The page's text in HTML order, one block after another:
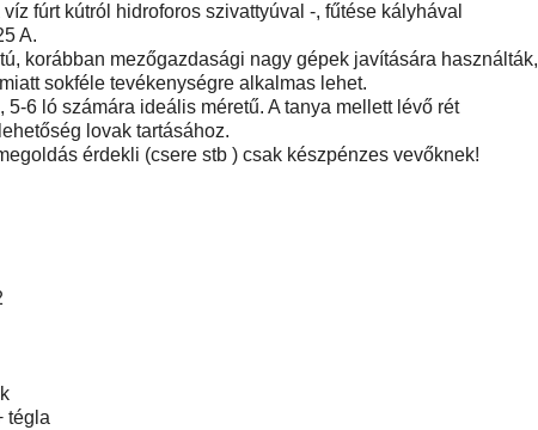
fúrt kútról hidroforos szivattyúval -, fűtése kályhával
A.
korábban mezőgazdasági nagy gépek javítására használták,
sokféle tevékenységre alkalmas lehet.
5-6 ló számára ideális méretű. A tanya mellett lévő rét
lovak tartásához.
érdekli (csere stb ) csak készpénzes vevőknek!
tégla